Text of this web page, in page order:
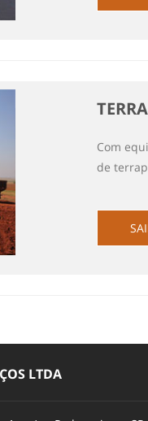
Com
de
LTDA